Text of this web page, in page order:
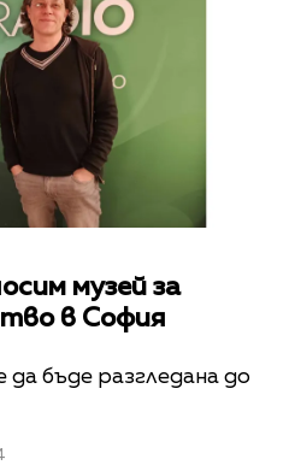
музей за
в София
бъде разгледана до